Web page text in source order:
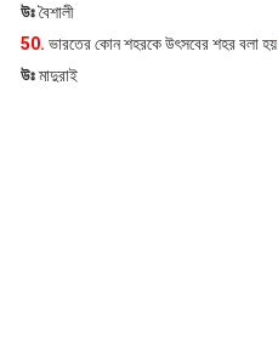
উঃবৈশালী
50. ভারতের কোন শহরকে উৎসবের শহর বলা হয়
উঃমাদুরাই